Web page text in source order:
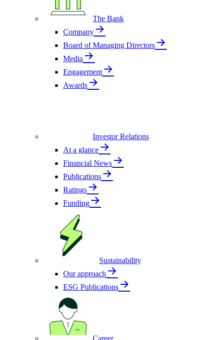
The Bank
Company
Board of Managing Directors
Media
Engagement
Awards
Investor Relations
At a glance
Financial News
Publications
Ratings
Funding
Sustainability
Our approach
ESG Publications
Career